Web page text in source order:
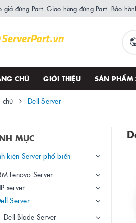
giá đúng Part. Giao hàng đúng Part. Bảo
CHỦ GIỚI THIỆU SẢN PHẨM
chủ Dell Server
MỤC
kiện Server phổ biến
Lenovo Server
server
Server
Dell Blade Server